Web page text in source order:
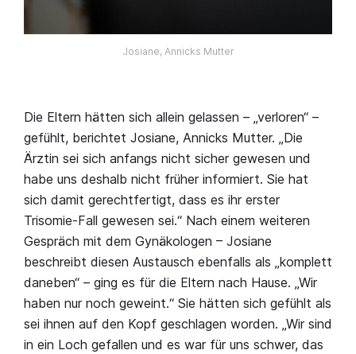
Josiane, Annicks Mutter
Die Eltern hätten sich allein gelassen – „verloren“ –
gefühlt, berichtet Josiane, Annicks Mutter. „Die
Ärztin sei sich anfangs nicht sicher gewesen und
habe uns deshalb nicht früher informiert. Sie hat
sich damit gerechtfertigt, dass es ihr erster
Trisomie-Fall gewesen sei.“ Nach einem weiteren
Gespräch mit dem Gynäkologen – Josiane
beschreibt diesen Austausch ebenfalls als „komplett
daneben“ – ging es für die Eltern nach Hause. „Wir
haben nur noch geweint.“ Sie hätten sich gefühlt als
sei ihnen auf den Kopf geschlagen worden. „Wir sind
in ein Loch gefallen und es war für uns schwer, das